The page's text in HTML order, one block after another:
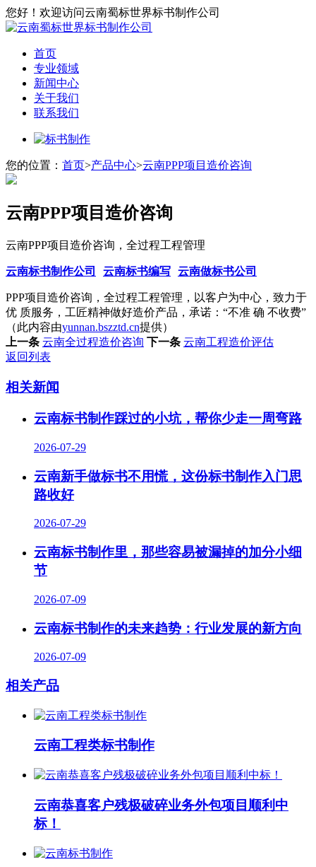
您好！欢迎访问云南蜀标世界标书制作公司
首页
专业领域
新闻中心
关于我们
联系我们
您的位置： 首页>产品中心>云南PPP项目造价咨询
云南PPP项目造价咨询
云南PPP项目造价咨询，全过程工程管理
云南标书制作公司 云南标书编写 云南做标书公司
PPP项目造价咨询，全过程工程管理，以客户为中心，致力于
优 质服务，工匠精神做好造价产品，承诺：“不准 确 不收费”
（此内容由yunnan.bszztd.cn提供）
上一条 云南全过程造价咨询 下一条 云南工程造价评估
返回列表
相关新闻
云南标书制作踩过的小坑，帮你少走一周弯路
2026-07-29
云南新手做标书不用慌，这份标书制作入门思
路收好
2026-07-29
云南标书制作里，那些容易被漏掉的加分小细
节
2026-07-09
云南标书制作的未来趋势：行业发展的新方向
2026-07-09
相关产品
云南工程类标书制作
云南恭喜客户残极破碎业务外包项目顺利中
标！